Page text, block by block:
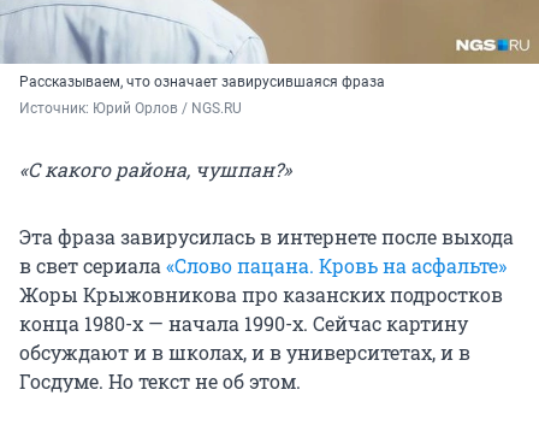
Рассказываем, что означает завирусившаяся фраза
Источник: Юрий Орлов / NGS.RU
«С какого района, чушпан?»
Эта фраза завирусилась в интернете после выхода
в свет сериала«Слово пацана. Кровь на асфальте»
Жоры Крыжовникова про казанских подростков
конца 1980-х — начала 1990-х. Сейчас картину
обсуждают и в школах, и в университетах, и в
Госдуме. Но текст не об этом.